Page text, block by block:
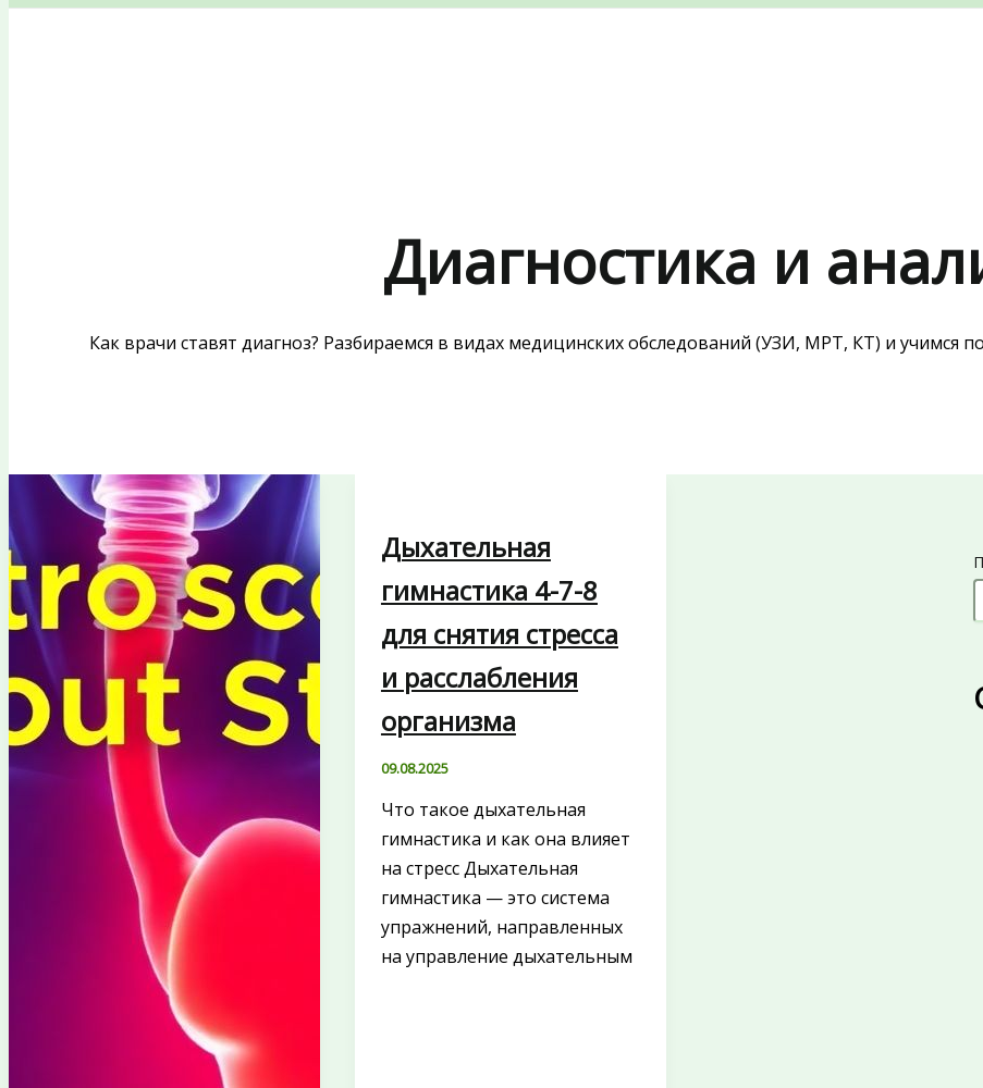
Диагностика и
Как врачи ставят диагноз? Разбираемся в видах медицинских обследований (УЗИ, МРТ, КТ) и учимся
Дыхательная
гимнастика 4-7-8
для снятия стресса
и расслабления
организма
09.08.2025
Что такое дыхательная
гимнастика и как она влияет
на стресс Дыхательная
гимнастика — это система
упражнений, направленных
на управление дыхательным